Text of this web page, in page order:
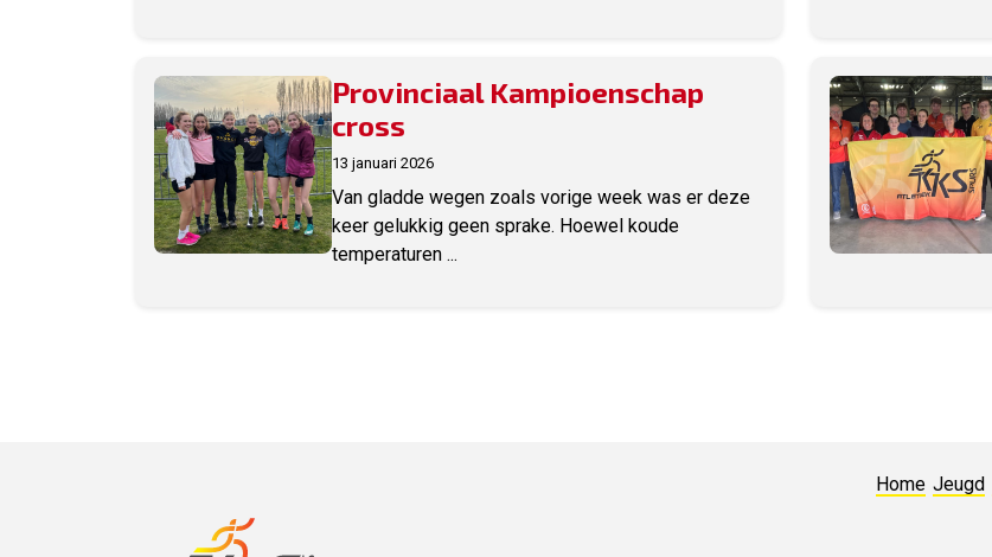
Provinciaal Kampioenschap
cross
13 januari 2026
Van gladde wegen zoals vorige week was er deze
keer gelukkig geen sprake. Hoewel koude
temperaturen ...
Home Jeugd